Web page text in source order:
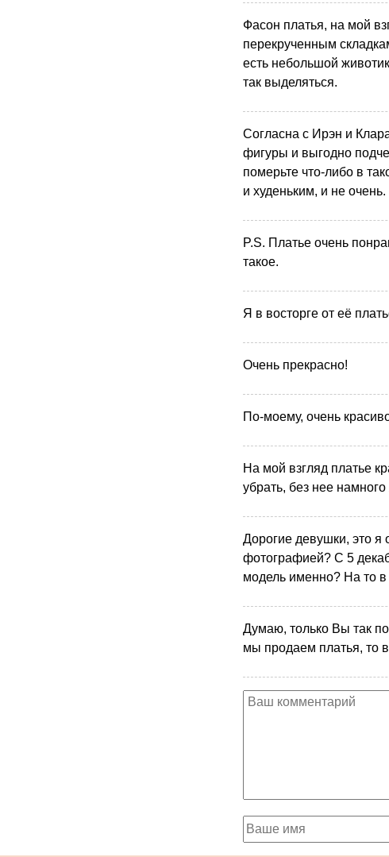
Фасон платья, на мой
перекрученным
есть небольшой
так выделяться.
Согласна с Ирэн и
фигуры и выгодно
померьте что-либо в
и худеньким, и не очень.
P.S. Платье очень
такое.
Я в восторге от её
Очень прекрасно!
По-моему, очень
На мой взгляд платье
убрать, без нее
Дорогие девушки, это я
фотографией? С 5
модель именно? На то в
Думаю, только Вы так
мы продаем платья, то